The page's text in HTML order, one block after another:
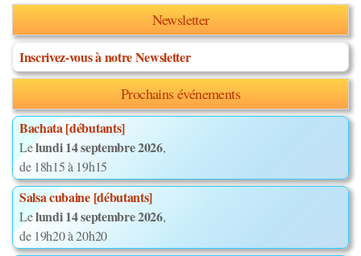
Newsletter
Inscrivez-vous à notre Newsletter
Prochains événements
Bachata [débutants]
Lelundi 14 septembre 2026,
de 18h15 à 19h15
Salsa cubaine [débutants]
Lelundi 14 septembre 2026,
de 19h20 à 20h20